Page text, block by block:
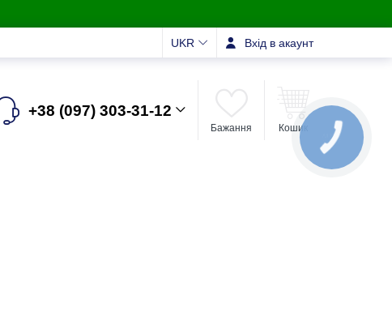
UKR Вхід в акаунт
+38 (097) 303-31-12
Бажання Кошик
КНОПКА
ЗВ'ЯЗКУ